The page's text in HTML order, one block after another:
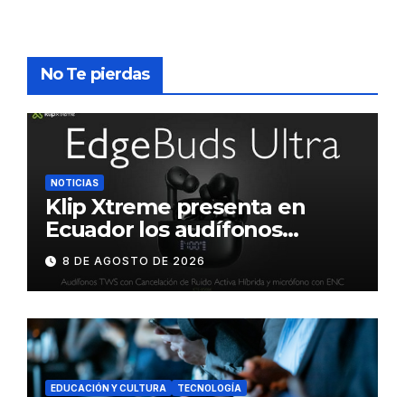
No Te pierdas
NOTICIAS
Klip Xtreme presenta en
Ecuador los audífonos
DynaBuds con sonido
inteligente y control táctil
8 DE AGOSTO DE 2026
EDUCACIÓN Y CULTURA TECNOLOGÍA